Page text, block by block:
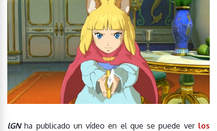
lGN ha publicado un vídeo en el que se puede ver los